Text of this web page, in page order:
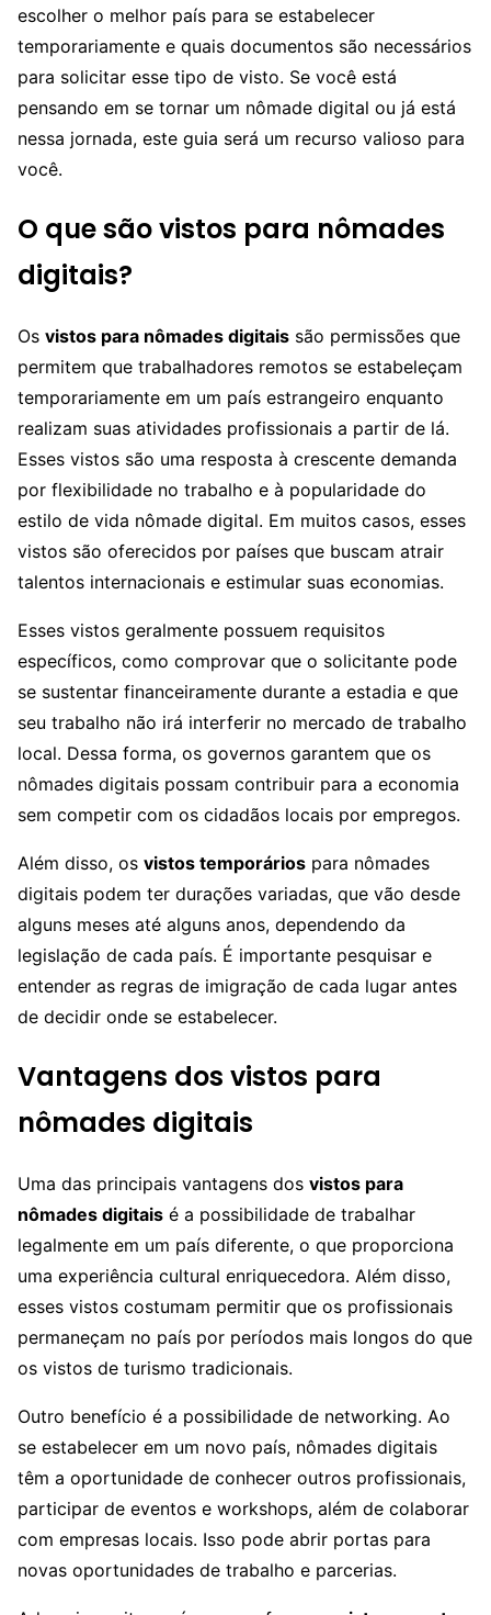
escolher o melhor país para se estabelecer
temporariamente e quais documentos são necessários
para solicitar esse tipo de visto. Se você está
pensando em se tornar um nômade digital ou já está
nessa jornada, este guia será um recurso valioso para
você.
O que são vistos para nômades
digitais?
Os vistos para nômades digitais são permissões que
permitem que trabalhadores remotos se estabeleçam
temporariamente em um país estrangeiro enquanto
realizam suas atividades profissionais a partir de lá.
Esses vistos são uma resposta à crescente demanda
por flexibilidade no trabalho e à popularidade do
estilo de vida nômade digital. Em muitos casos, esses
vistos são oferecidos por países que buscam atrair
talentos internacionais e estimular suas economias.
Esses vistos geralmente possuem requisitos
específicos, como comprovar que o solicitante pode
se sustentar financeiramente durante a estadia e que
seu trabalho não irá interferir no mercado de trabalho
local. Dessa forma, os governos garantem que os
nômades digitais possam contribuir para a economia
sem competir com os cidadãos locais por empregos.
Além disso, os vistos temporários para nômades
digitais podem ter durações variadas, que vão desde
alguns meses até alguns anos, dependendo da
legislação de cada país. É importante pesquisar e
entender as regras de imigração de cada lugar antes
de decidir onde se estabelecer.
Vantagens dos vistos para
nômades digitais
Uma das principais vantagens dos vistos para
nômades digitais é a possibilidade de trabalhar
legalmente em um país diferente, o que proporciona
uma experiência cultural enriquecedora. Além disso,
esses vistos costumam permitir que os profissionais
permaneçam no país por períodos mais longos do que
os vistos de turismo tradicionais.
Outro benefício é a possibilidade de networking. Ao
se estabelecer em um novo país, nômades digitais
têm a oportunidade de conhecer outros profissionais,
participar de eventos e workshops, além de colaborar
com empresas locais. Isso pode abrir portas para
novas oportunidades de trabalho e parcerias.